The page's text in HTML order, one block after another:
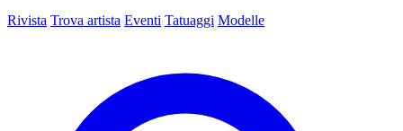
Rivista Trova artista Eventi Tatuaggi Modelle